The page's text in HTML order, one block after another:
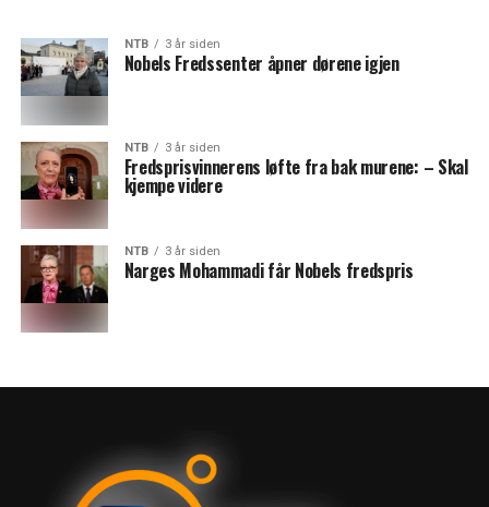
NTB 3 år siden
Nobels Fredssenter åpner dørene igjen
NTB 3 år siden
Fredsprisvinnerens løfte fra bak murene: – Skal
kjempe videre
NTB 3 år siden
Narges Mohammadi får Nobels fredspris